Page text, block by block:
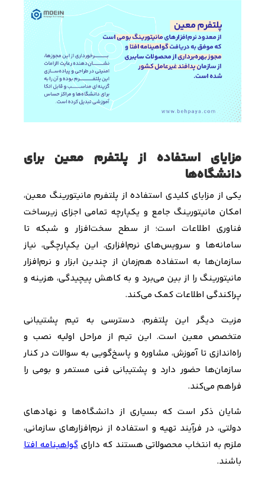
مزایای استفاده از پلتفرم معین برای
دانشگاه‌ها
یکی از مزایای کلیدی استفاده از پلتفرم مانیتورینگ معین،
امکان مانیتورینگ جامع و یکپارچه تمامی اجزای زیرساخت
فناوری اطلاعات است؛ از سطح سخت‌افزار و شبکه تا
سامانه‌ها و سرویس‌های نرم‌افزاری. این یکپارچگی، نیاز
سازمان‌ها به استفاده هم‌زمان از چندین ابزار و نرم‌افزار
مانیتورینگ را از بین می‌برد و به کاهش پیچیدگی، هزینه و
پراکندگی اطلاعات کمک می‌کند.
مزیت دیگر این پلتفرم، دسترسی به تیم پشتیبانی
متخصص معین است. این تیم از مراحل اولیه نصب و
راه‌اندازی تا آموزش، مشاوره و پاسخ‌گویی به سوالات در کنار
سازمان‌ها حضور دارد و پشتیبانی فنی مستمر و بومی را
فراهم می‌کند.
شایان ذکر است که بسیاری از دانشگاه‌ها و نهادهای
دولتی، در فرآیند تهیه و استفاده از نرم‌افزارهای سازمانی،
ملزم به انتخاب محصولاتی هستند که دارایگواهینامه افتا
باشند.